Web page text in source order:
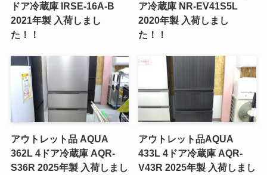
ドア冷蔵庫 IRSE-16A-B
2021年製 入荷しまし
た！！
ア冷蔵庫 NR-EV41S5L
2020年製 入荷しまし
た！！
アウトレット品 AQUA
362L 4ドア冷蔵庫 AQR-
S36R 2025年製 入荷しまし
アウトレット品AQUA
433L 4ドア冷蔵庫 AQR-
V43R 2025年製 入荷しまし